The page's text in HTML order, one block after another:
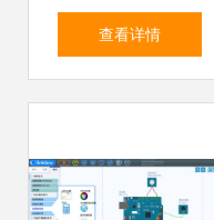
进程管理与创建 程
心基石
查看详情